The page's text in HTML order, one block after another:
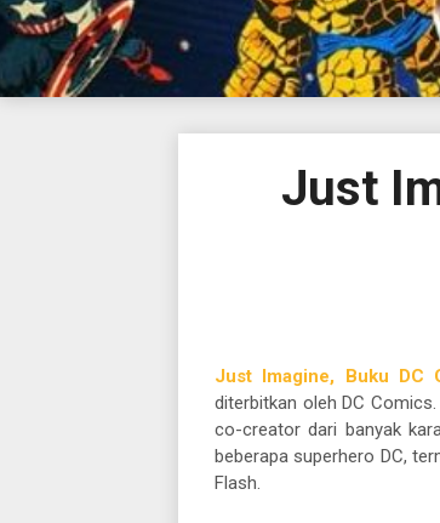
Just
Just Imagine, Buku DC
diterbitkan oleh DC
co-creator dari banyak
beberapa superhero DC,
Flash.